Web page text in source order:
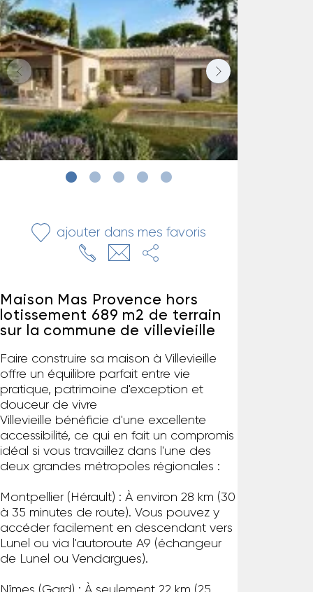
ajouter dans mes favoris
Maison Mas Provence hors
lotissement 689 m2 de terrain
sur la commune de villevieille
Faire construire sa maison à Villevieille
offre un équilibre parfait entre vie
pratique, patrimoine d'exception et
douceur de vivre
Villevieille bénéficie d'une excellente
accessibilité, ce qui en fait un compromis
idéal si vous travaillez dans l'une des
deux grandes métropoles régionales :
Montpellier (Hérault) : À environ 28 km (30
à 35 minutes de route). Vous pouvez y
accéder facilement en descendant vers
Lunel ou via l'autoroute A9 (échangeur
de Lunel ou Vendargues).